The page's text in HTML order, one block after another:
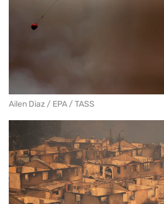
Ailen Diaz / EPA / TASS